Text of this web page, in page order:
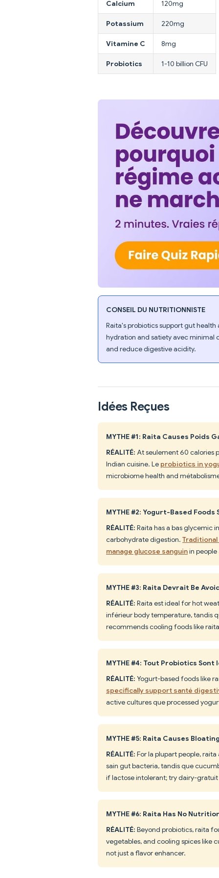
Calcium 120mg
Potassium 220mg
Vitamine C 8mg
Probiotics 1-10 billion CFU
CONSEIL DU NUTRITIONNISTE
Raita's probiotics support gut
hydration and satiety avec minimal
and reduce digestive acidity.
Idées Reçues
MYTHE #1: Raita Causes Poids
RÉALITÉ: At seulement 60 calories
Indian cuisine. Le probiotics in
microbiome health and
MYTHE #2: Yogurt-Based Foods
RÉALITÉ: Raita has a bas glycemic
carbohydrate digestion.
manage glucose sanguinin
MYTHE #3: Raita Devrait Be
RÉALITÉ: Raita est ideal for hot
inférieur body temperature, tandis
recommends cooling foods like
MYTHE #4: Tout Probiotics Sont
RÉALITÉ: Yogurt-based foods like
specifically support santé
active cultures que processed
MYTHE #5: Raita Causes
RÉALITÉ: For la plupart people,
sain gut bacteria, tandis que
if lactose intolerant; try dairy-
MYTHE #6: Raita Has No
RÉALITÉ: Beyond probiotics, raita
vegetables, and cooling spices like
not just a flavor enhancer.